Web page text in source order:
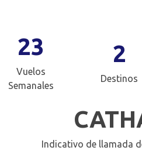
23
Vuelos
Semanales
2
Destinos
Indicativo de llamada